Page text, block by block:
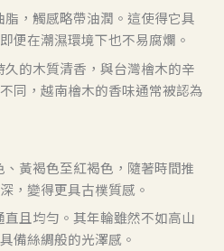
，觸感略帶油潤。這使得它具
便在潮濕環境下也不易腐爛。
的木質清香，與台灣檜木的辛
同，越南檜木的香味通常被認為
黃褐色至紅褐色，隨著時間推
，變得更具古樸質感。
且均勻。其年輪雖然不如高山
備絲綢般的光澤感。